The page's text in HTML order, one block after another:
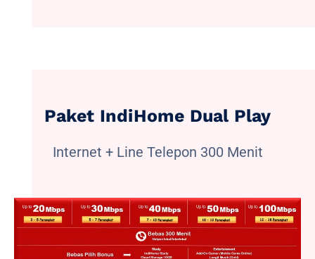
Paket IndiHome Dual Play
Internet + Line Telepon 300 Menit